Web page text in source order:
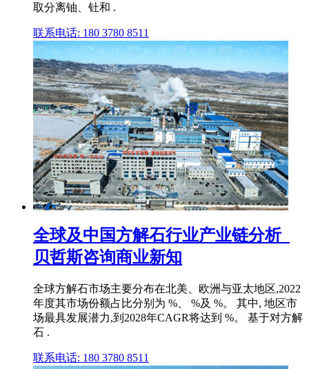
取分离铀、钍和 .
联系电话: 180 3780 8511
全球及中国方解石行业产业链分析_
贝哲斯咨询商业新知
全球方解石市场主要分布在北美、欧洲与亚太地区,2022
年度其市场份额占比分别为 %、 %及 %。 其中, 地区市
场最具发展潜力,到2028年CAGR将达到 %。 基于对方解
石 .
联系电话: 180 3780 8511